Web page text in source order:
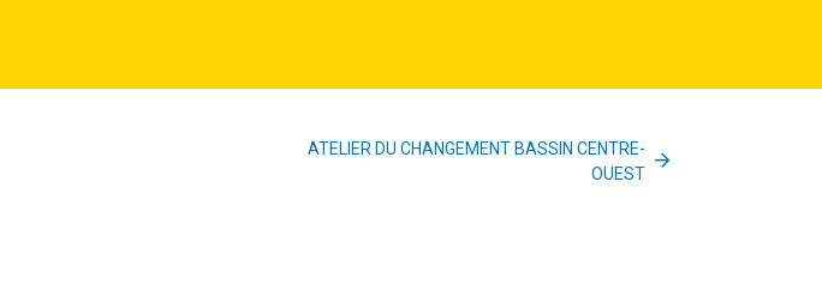
ATELIER DU CHANGEMENT BASSIN CENTRE-
OUEST